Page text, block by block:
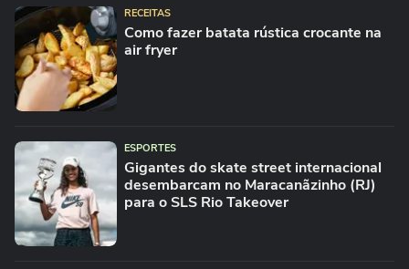
RECEITAS
Como fazer batata rústica crocante na
air fryer
ESPORTES
Gigantes do skate street internacional
desembarcam no Maracanãzinho (RJ)
para o SLS Rio Takeover